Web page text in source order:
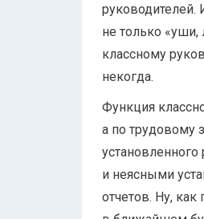
руководителей.
не только «уши,
классному
некогда.
Функция
а по трудовому
и неясными
отчетов. Ну, как